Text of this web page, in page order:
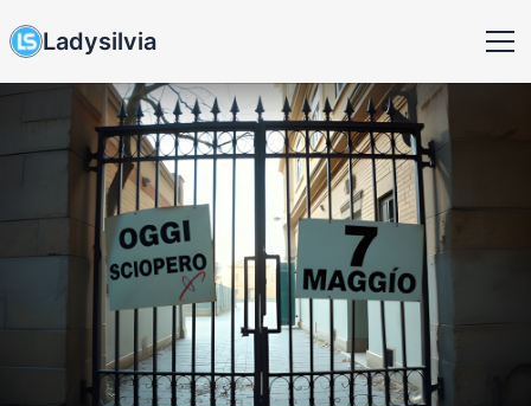
Ladysilvia